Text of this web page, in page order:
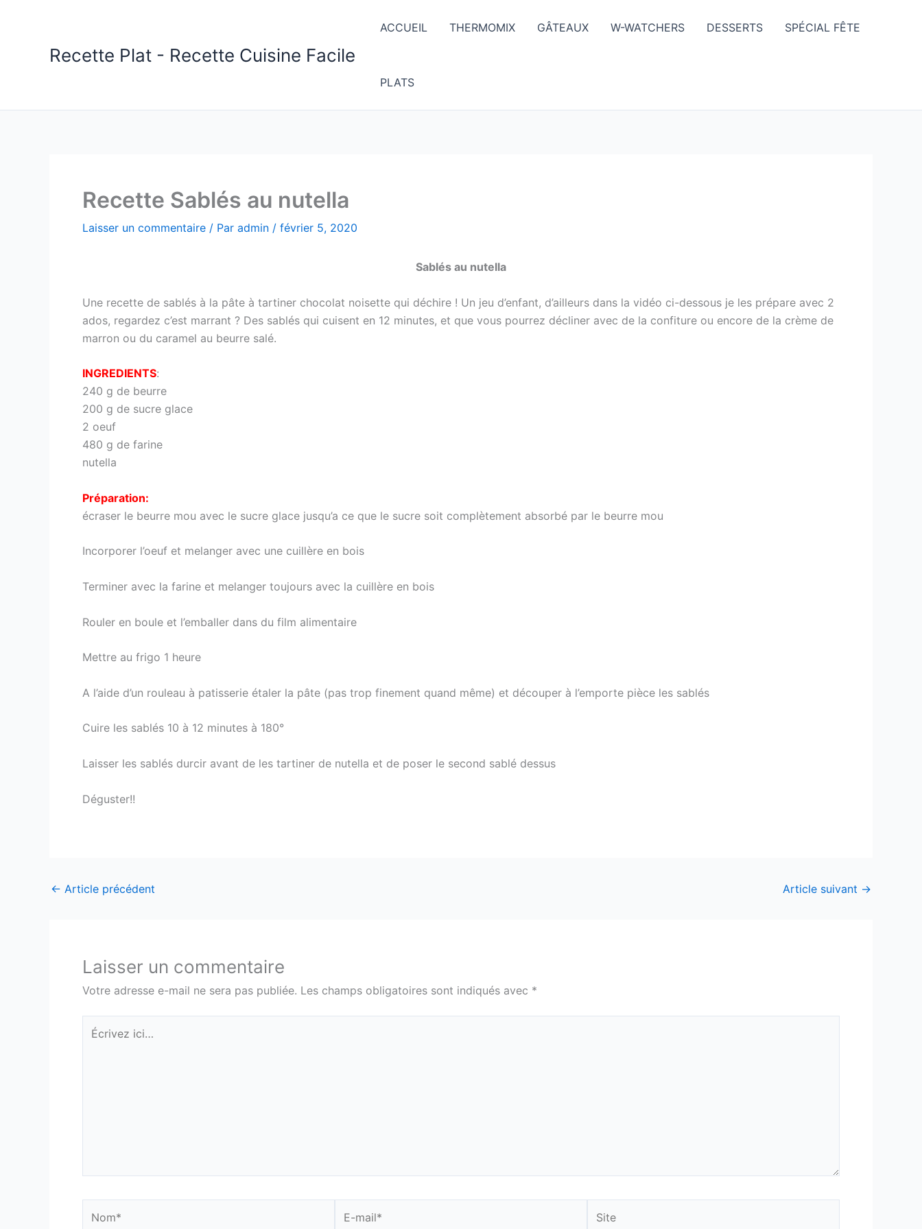
Recette Plat - Recette Cuisine Facile
ACCUEIL THERMOMIX GÂTEAUX W-WATCHERS DESSERTS SPÉCIAL FÊTE
PLATS
Recette Sablés au nutella
Laisser un commentaire / Par admin / février 5, 2020
Sablés au nutella
Une recette de sablés à la pâte à tartiner chocolat noisette qui déchire ! Un jeu d’enfant, d’ailleurs dans la vidéo ci-dessous je les prépare avec 2
ados, regardez c’est marrant ? Des sablés qui cuisent en 12 minutes, et que vous pourrez décliner avec de la confiture ou encore de la crème de
marron ou du caramel au beurre salé.
INGREDIENTS:
240 g de beurre
200 g de sucre glace
2 oeuf
480 g de farine
nutella
Préparation:
écraser le beurre mou avec le sucre glace jusqu’a ce que le sucre soit complètement absorbé par le beurre mou
Incorporer l’oeuf et melanger avec une cuillère en bois
Terminer avec la farine et melanger toujours avec la cuillère en bois
Rouler en boule et l’emballer dans du film alimentaire
Mettre au frigo 1 heure
A l’aide d’un rouleau à patisserie étaler la pâte (pas trop finement quand même) et découper à l’emporte pièce les sablés
Cuire les sablés 10 à 12 minutes à 180°
Laisser les sablés durcir avant de les tartiner de nutella et de poser le second sablé dessus
Déguster!!
← Article précédent Article suivant →
Laisser un commentaire
Votre adresse e-mail ne sera pas publiée. Les champs obligatoires sont indiqués avec *
Écrivez
ici…
mail*